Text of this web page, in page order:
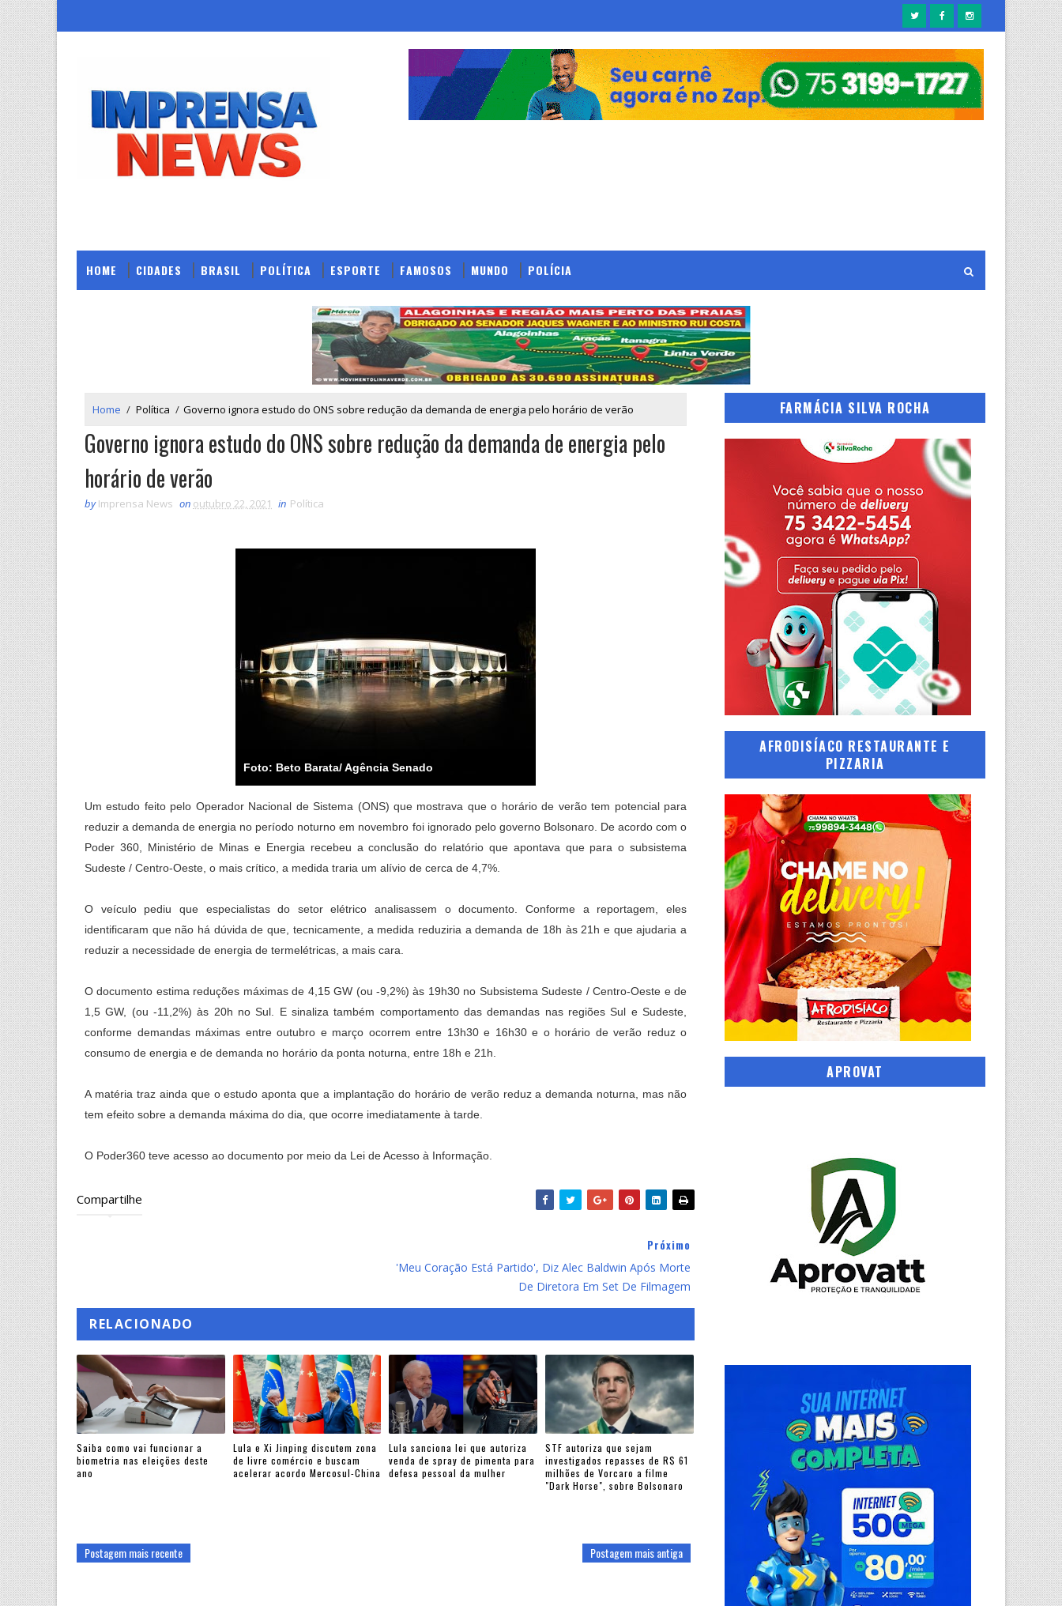
HOME CIDADES BRASIL POLÍTICA ESPORTE FAMOSOS MUNDO POLÍCIA
Home / Política / Governo ignora estudo do ONS sobre redução da demanda de energia pelo horário de verão
Governo ignora estudo do ONS sobre redução da demanda de energia pelo
horário de verão
by Imprensa News on outubro 22, 2021 in Política
Foto: Beto Barata/ Agência Senado
Um estudo feito pelo Operador Nacional de Sistema (ONS) que mostrava que o horário de verão tem potencial para
reduzir a demanda de energia no período noturno em novembro foi ignorado pelo governo Bolsonaro. De acordo com o
Poder 360, Ministério de Minas e Energia recebeu a conclusão do relatório que apontava que para o subsistema
Sudeste / Centro-Oeste, o mais crítico, a medida traria um alívio de cerca de 4,7%.
O veículo pediu que especialistas do setor elétrico analisassem o documento. Conforme a reportagem, eles
identificaram que não há dúvida de que, tecnicamente, a medida reduziria a demanda de 18h às 21h e que ajudaria a
reduzir a necessidade de energia de termelétricas, a mais cara.
O documento estima reduções máximas de 4,15 GW (ou -9,2%) às 19h30 no Subsistema Sudeste / Centro-Oeste e de
1,5 GW, (ou -11,2%) às 20h no Sul. E sinaliza também comportamento das demandas nas regiões Sul e Sudeste,
conforme demandas máximas entre outubro e março ocorrem entre 13h30 e 16h30 e o horário de verão reduz o
consumo de energia e de demanda no horário da ponta noturna, entre 18h e 21h.
A matéria traz ainda que o estudo aponta que a implantação do horário de verão reduz a demanda noturna, mas não
tem efeito sobre a demanda máxima do dia, que ocorre imediatamente à tarde.
O Poder360 teve acesso ao documento por meio da Lei de Acesso à Informação.
Compartilhe
Próximo
'Meu Coração Está Partido', Diz Alec Baldwin Após Morte
De Diretora Em Set De Filmagem
RELACIONADO
Saiba como vai funcionar a
biometria nas eleições deste
ano
Lula e Xi Jinping discutem zona
de livre comércio e buscam
acelerar acordo Mercosul-China
Lula sanciona lei que autoriza
venda de spray de pimenta para
defesa pessoal da mulher
STF autoriza que sejam
investigados repasses de R$ 61
milhões de Vorcaro a filme
"Dark Horse", sobre Bolsonaro
Postagem mais recente Postagem mais antiga
FARMÁCIA SILVA ROCHA
AFRODISÍACO RESTAURANTE E
PIZZARIA
APROVAT